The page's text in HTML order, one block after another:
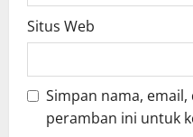
Situs Web
Simpan nama,
peramban ini untuk